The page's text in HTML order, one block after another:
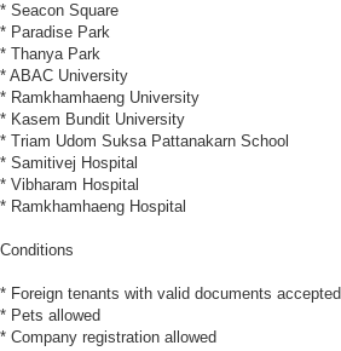
* Seacon Square
* Paradise Park
* Thanya Park
* ABAC University
* Ramkhamhaeng University
* Kasem Bundit University
* Triam Udom Suksa Pattanakarn School
* Samitivej Hospital
* Vibharam Hospital
* Ramkhamhaeng Hospital
Conditions
* Foreign tenants with valid documents accepted
* Pets allowed
* Company registration allowed